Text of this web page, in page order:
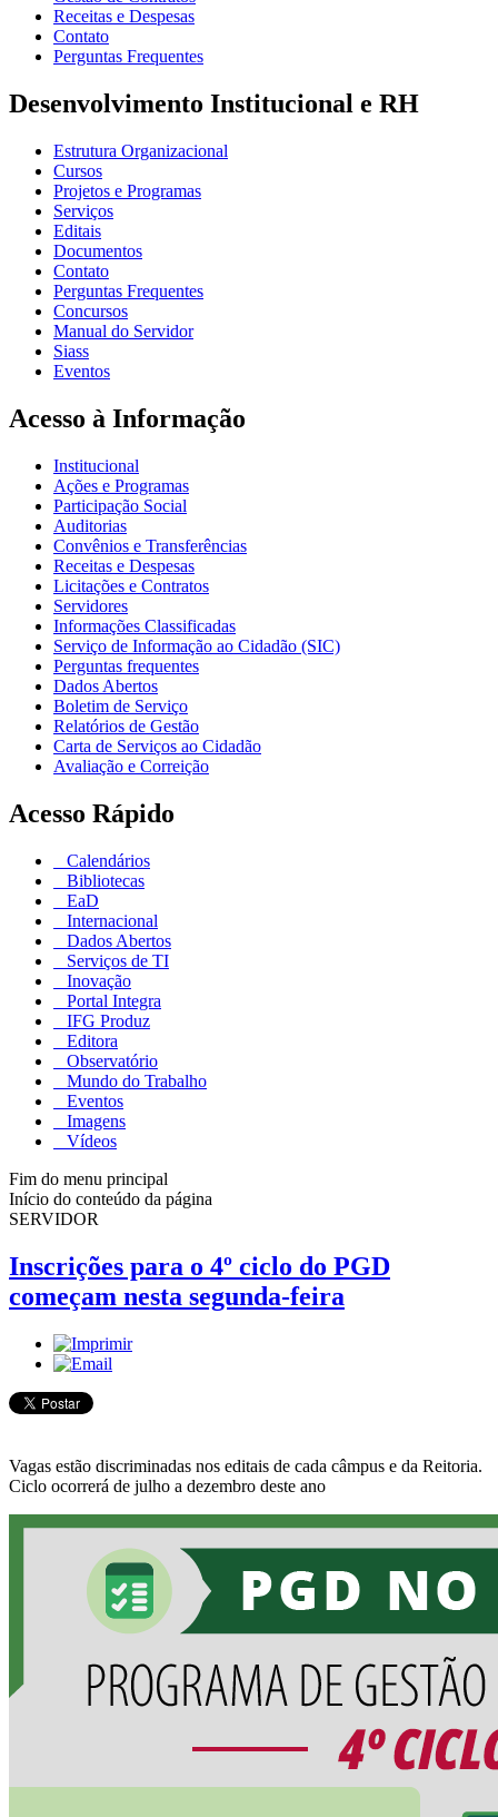
Receitas e Despesas
Contato
Perguntas Frequentes
Desenvolvimento Institucional e RH
Estrutura Organizacional
Cursos
Projetos e Programas
Serviços
Editais
Documentos
Contato
Perguntas Frequentes
Concursos
Manual do Servidor
Siass
Eventos
Acesso à Informação
Institucional
Ações e Programas
Participação Social
Auditorias
Convênios e Transferências
Receitas e Despesas
Licitações e Contratos
Servidores
Informações Classificadas
Serviço de Informação ao Cidadão (SIC)
Perguntas frequentes
Dados Abertos
Boletim de Serviço
Relatórios de Gestão
Carta de Serviços ao Cidadão
Avaliação e Correição
Acesso Rápido
Calendários
Bibliotecas
EaD
Internacional
Dados Abertos
Serviços de TI
Inovação
Portal Integra
IFG Produz
Editora
Observatório
Mundo do Trabalho
Eventos
Imagens
Vídeos
Fim do menu principal
Início do conteúdo da página
SERVIDOR
Inscrições para o 4º ciclo do PGD
começam nesta segunda-feira
Vagas estão discriminadas nos editais de cada câmpus e da Reitoria.
Ciclo ocorrerá de julho a dezembro deste ano